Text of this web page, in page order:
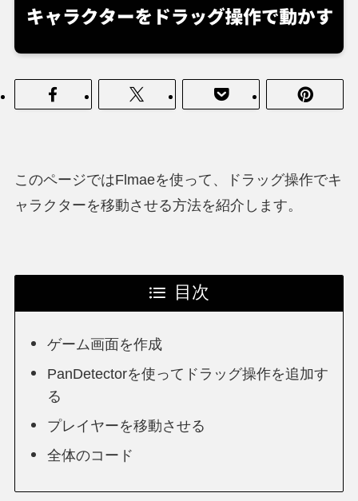
このページではFlmaeを使って、ドラッグ操作でキ
ャラクターを移動させる方法を紹介します。
目次
ゲーム画面を作成
PanDetectorを使ってドラッグ操作を追加す
る
プレイヤーを移動させる
全体のコード